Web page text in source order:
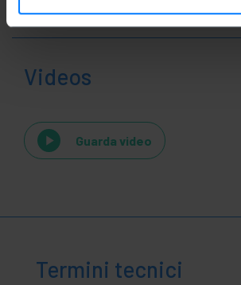
Videos
Guarda video
Termini tecnici